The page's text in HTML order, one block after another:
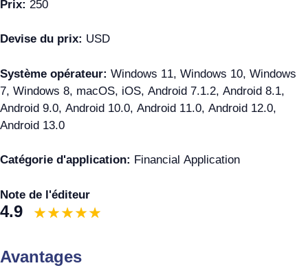
Prix: 250
Devise du prix: USD
Système opérateur: Windows 11, Windows 10, Windows
7, Windows 8, macOS, iOS, Android 7.1.2, Android 8.1,
Android 9.0, Android 10.0, Android 11.0, Android 12.0,
Android 13.0
Catégorie d'application: Financial Application
Note de l'éditeur
4.9
Avantages